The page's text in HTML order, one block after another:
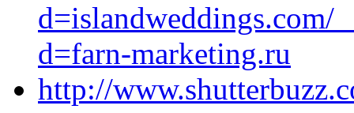
d=islandweddings.com/
d=farn-marketing.ru
http://